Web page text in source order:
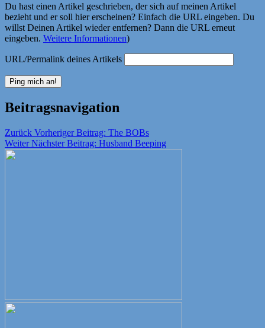
Du hast einen Artikel geschrieben, der sich auf meinen Artikel
bezieht und er soll hier erscheinen? Einfach die URL eingeben. Du
willst Deinen Artikel wieder entfernen? Dann die URL erneut
eingeben. Weitere Informationen)
URL/Permalink deines Artikels
Beitragsnavigation
Zurück Vorheriger Beitrag: The BOBs
Weiter Nächster Beitrag: Husband Beeping